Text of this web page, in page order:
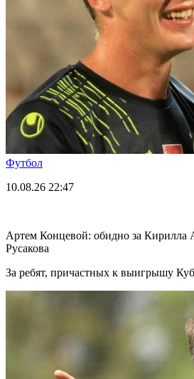
Футбол
10.08.26 22:47
Артем Концевой: обидно за Кирилла
Русакова
За ребят, причастных к выигрышу